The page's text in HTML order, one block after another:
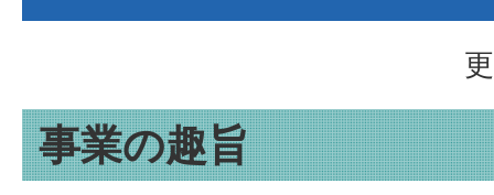
事業の趣旨